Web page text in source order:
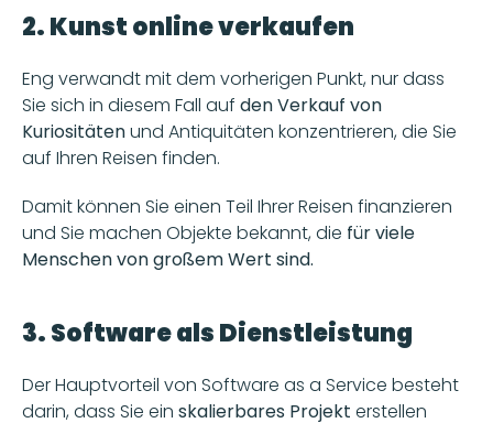
2. Kunst online verkaufen
Eng verwandt mit dem vorherigen Punkt, nur dass
Sie sich in diesem Fall auf den Verkauf von
Kuriositäten und Antiquitäten konzentrieren, die Sie
auf Ihren Reisen finden.
Damit können Sie einen Teil Ihrer Reisen finanzieren
und Sie machen Objekte bekannt, die für viele
Menschen von großem Wert sind.
3. Software als Dienstleistung
Der Hauptvorteil von Software as a Service besteht
darin, dass Sie ein skalierbares Projekt erstellen